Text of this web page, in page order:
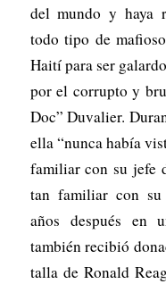
del mundo y haya
todo tipo de
Haití para ser
por el corrupto y
Doc” Duvalier.
ella “nunca había
familiar con su jefe
tan familiar con su
años después en
también recibió
talla de Ronald